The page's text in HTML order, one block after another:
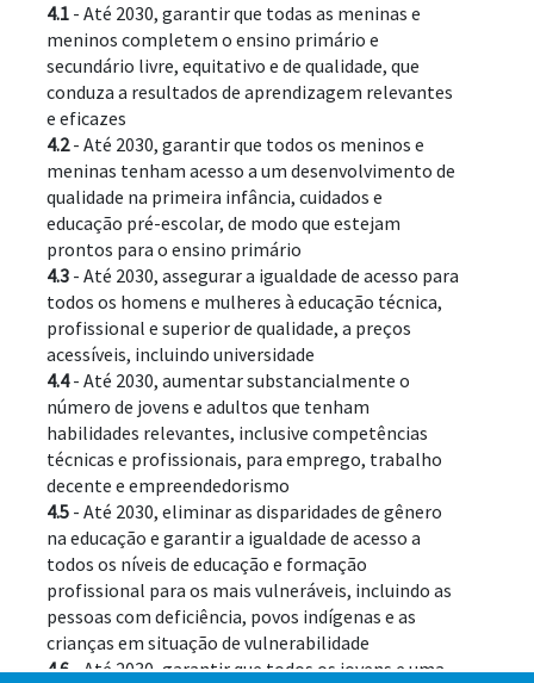
4.1 - Até 2030, garantir que todas as meninas e
meninos completem o ensino primário e
secundário livre, equitativo e de qualidade, que
conduza a resultados de aprendizagem relevantes
e eficazes
4.2 - Até 2030, garantir que todos os meninos e
meninas tenham acesso a um desenvolvimento de
qualidade na primeira infância, cuidados e
educação pré-escolar, de modo que estejam
prontos para o ensino primário
4.3 - Até 2030, assegurar a igualdade de acesso para
todos os homens e mulheres à educação técnica,
profissional e superior de qualidade, a preços
acessíveis, incluindo universidade
4.4 - Até 2030, aumentar substancialmente o
número de jovens e adultos que tenham
habilidades relevantes, inclusive competências
técnicas e profissionais, para emprego, trabalho
decente e empreendedorismo
4.5 - Até 2030, eliminar as disparidades de gênero
na educação e garantir a igualdade de acesso a
todos os níveis de educação e formação
profissional para os mais vulneráveis, incluindo as
pessoas com deficiência, povos indígenas e as
crianças em situação de vulnerabilidade
4.6 - Até 2030, garantir que todos os jovens e uma